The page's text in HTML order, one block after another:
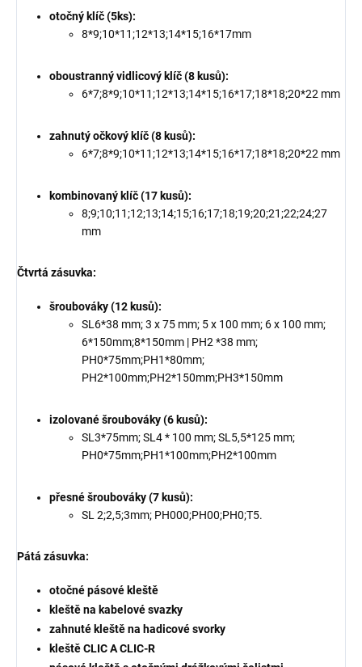
otočný klíč (5ks):
8*9;10*11;12*13;14*15;16*17mm
oboustranný vidlicový klíč (8 kusů):
6*7;8*9;10*11;12*13;14*15;16*17;18*18;20*22 mm
zahnutý očkový klíč (8 kusů):
6*7;8*9;10*11;12*13;14*15;16*17;18*18;20*22 mm
kombinovaný klíč (17 kusů):
8;9;10;11;12;13;14;15;16;17;18;19;20;21;22;24;27
mm
Čtvrtá zásuvka:
šroubováky (12 kusů):
SL6*38 mm; 3 x 75 mm; 5 x 100 mm; 6 x 100 mm;
6*150mm;8*150mm | PH2 *38 mm;
PH0*75mm;PH1*80mm;
PH2*100mm;PH2*150mm;PH3*150mm
izolované šroubováky (6 kusů):
SL3*75mm; SL4 * 100 mm; SL5,5*125 mm;
PH0*75mm;PH1*100mm;PH2*100mm
přesné šroubováky (7 kusů):
SL 2;2,5;3mm; PH000;PH00;PH0;T5.
Pátá zásuvka:
otočné pásové kleště
kleště na kabelové svazky
zahnuté kleště na hadicové svorky
kleště CLIC A CLIC-R